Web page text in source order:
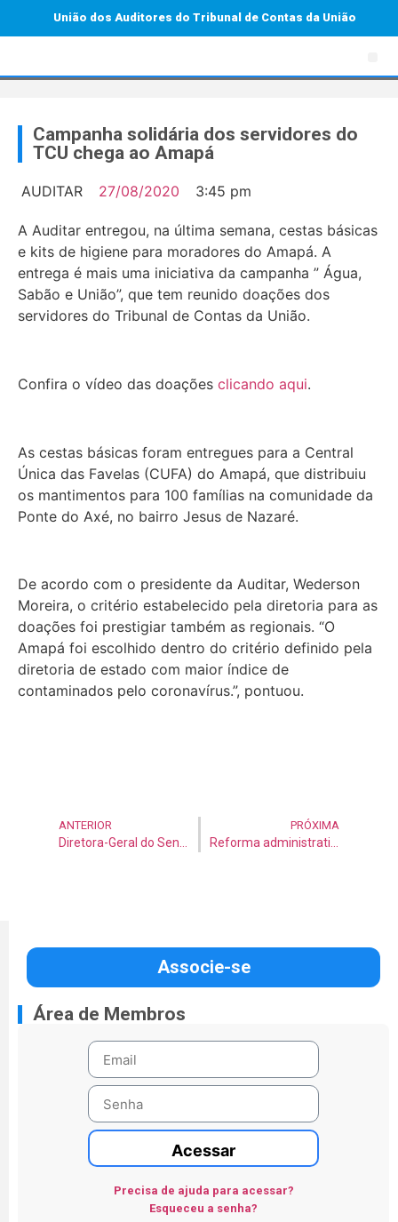
União dos Auditores do Tribunal de Contas da União
Campanha solidária dos servidores do
TCU chega ao Amapá
AUDITAR 27/08/2020 3:45 pm
A Auditar entregou, na última semana, cestas básicas
e kits de higiene para moradores do Amapá. A
entrega é mais uma iniciativa da campanha ” Água,
Sabão e União”, que tem reunido doações dos
servidores do Tribunal de Contas da União.
Confira o vídeo das doações clicando aqui.
As cestas básicas foram entregues para a Central
Única das Favelas (CUFA) do Amapá, que distribuiu
os mantimentos para 100 famílias na comunidade da
Ponte do Axé, no bairro Jesus de Nazaré.
De acordo com o presidente da Auditar, Wederson
Moreira, o critério estabelecido pela diretoria para as
doações foi prestigiar também as regionais. “O
Amapá foi escolhido dentro do critério definido pela
diretoria de estado com maior índice de
contaminados pelo coronavírus.”, pontuou.
ANTERIOR PRÓXIMA
Associe-se
Área de Membros
Acessar
Precisa de ajuda para acessar?
Esqueceu a senha?